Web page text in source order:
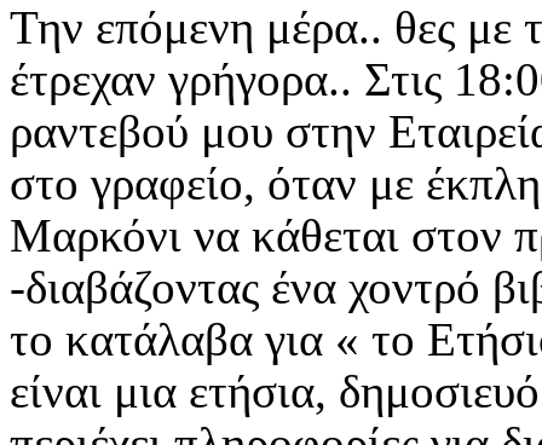
Την επόμενη μέρα.. θες με
έτρεχαν γρήγορα.. Στις
ραντεβού μου στην
στο γραφείο, όταν με
Μαρκόνι να κάθεται στον
-διαβάζοντας ένα χοντρό
το κατάλαβα για « το
είναι μια ετήσια,